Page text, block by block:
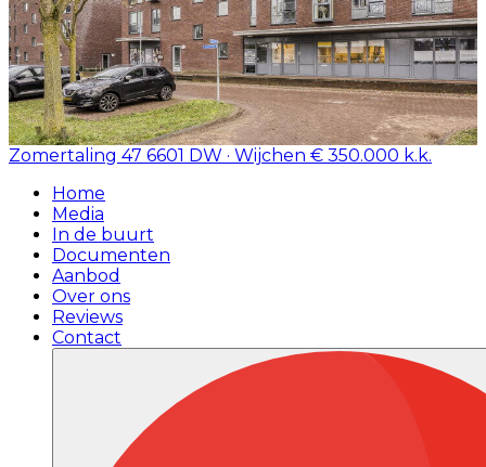
Zomertaling 47 6601 DW · Wijchen € 350.000 k.k.
Home
Media
In de buurt
Documenten
Aanbod
Over ons
Reviews
Contact